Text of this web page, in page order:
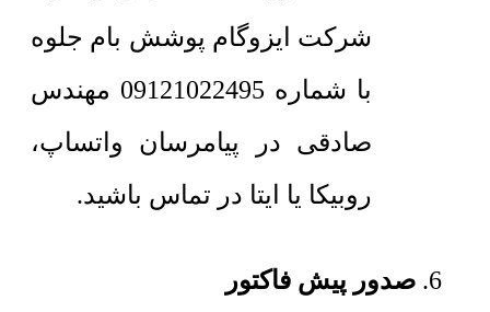
شرکت ایزوگام پوشش بام جلوه
با شماره 09121022495 مهندس
صادقی در پیامرسان واتساپ،
روبیکا یا ایتا در تماس باشید.
صدور پیش فاکتور